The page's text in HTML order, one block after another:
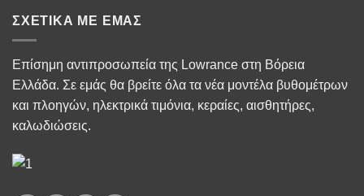
ΣΧΕΤΙΚΆ ΜΕ ΕΜΆΣ
Επίσημη αντιπροσωπεία της Lowrance στη Βόρεια
Ελλάδα. Σε εμάς θα βρείτε όλα τα νέα μοντέλα βυθομέτρων
και πλοηγών, ηλεκτρικά τιμόνια, κεραίες, αισθητήρες,
καλωδιώσεις.